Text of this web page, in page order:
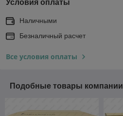
Условия оплаты
Наличными
Безналичный расчет
Все условия оплаты
Подобные товары компании